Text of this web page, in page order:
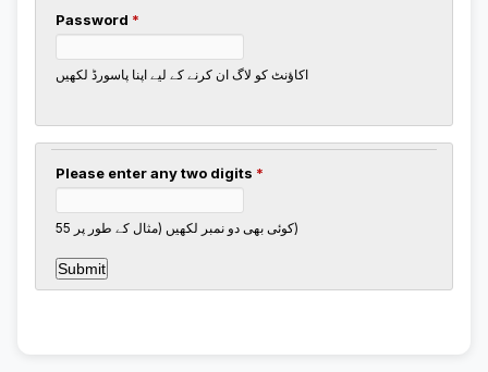
Password *
اکاؤنٹ کو لاگ ان کرنے کے لیے اپنا پاسورڈ لکھیں
Please enter any two digits *
کوئی بھی دو نمبر لکھیں (مثال کے طور پر 55)